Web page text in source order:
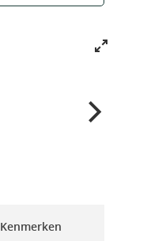
Kenmerken